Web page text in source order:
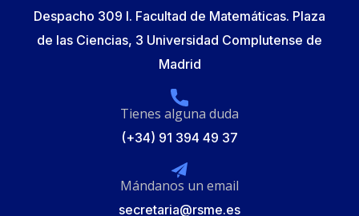
Despacho 309 I. Facultad de Matemáticas. Plaza
de las Ciencias, 3 Universidad Complutense de
Madrid
Tienes alguna duda
(+34) 91 394 49 37
Mándanos un email
secretaria@rsme.es